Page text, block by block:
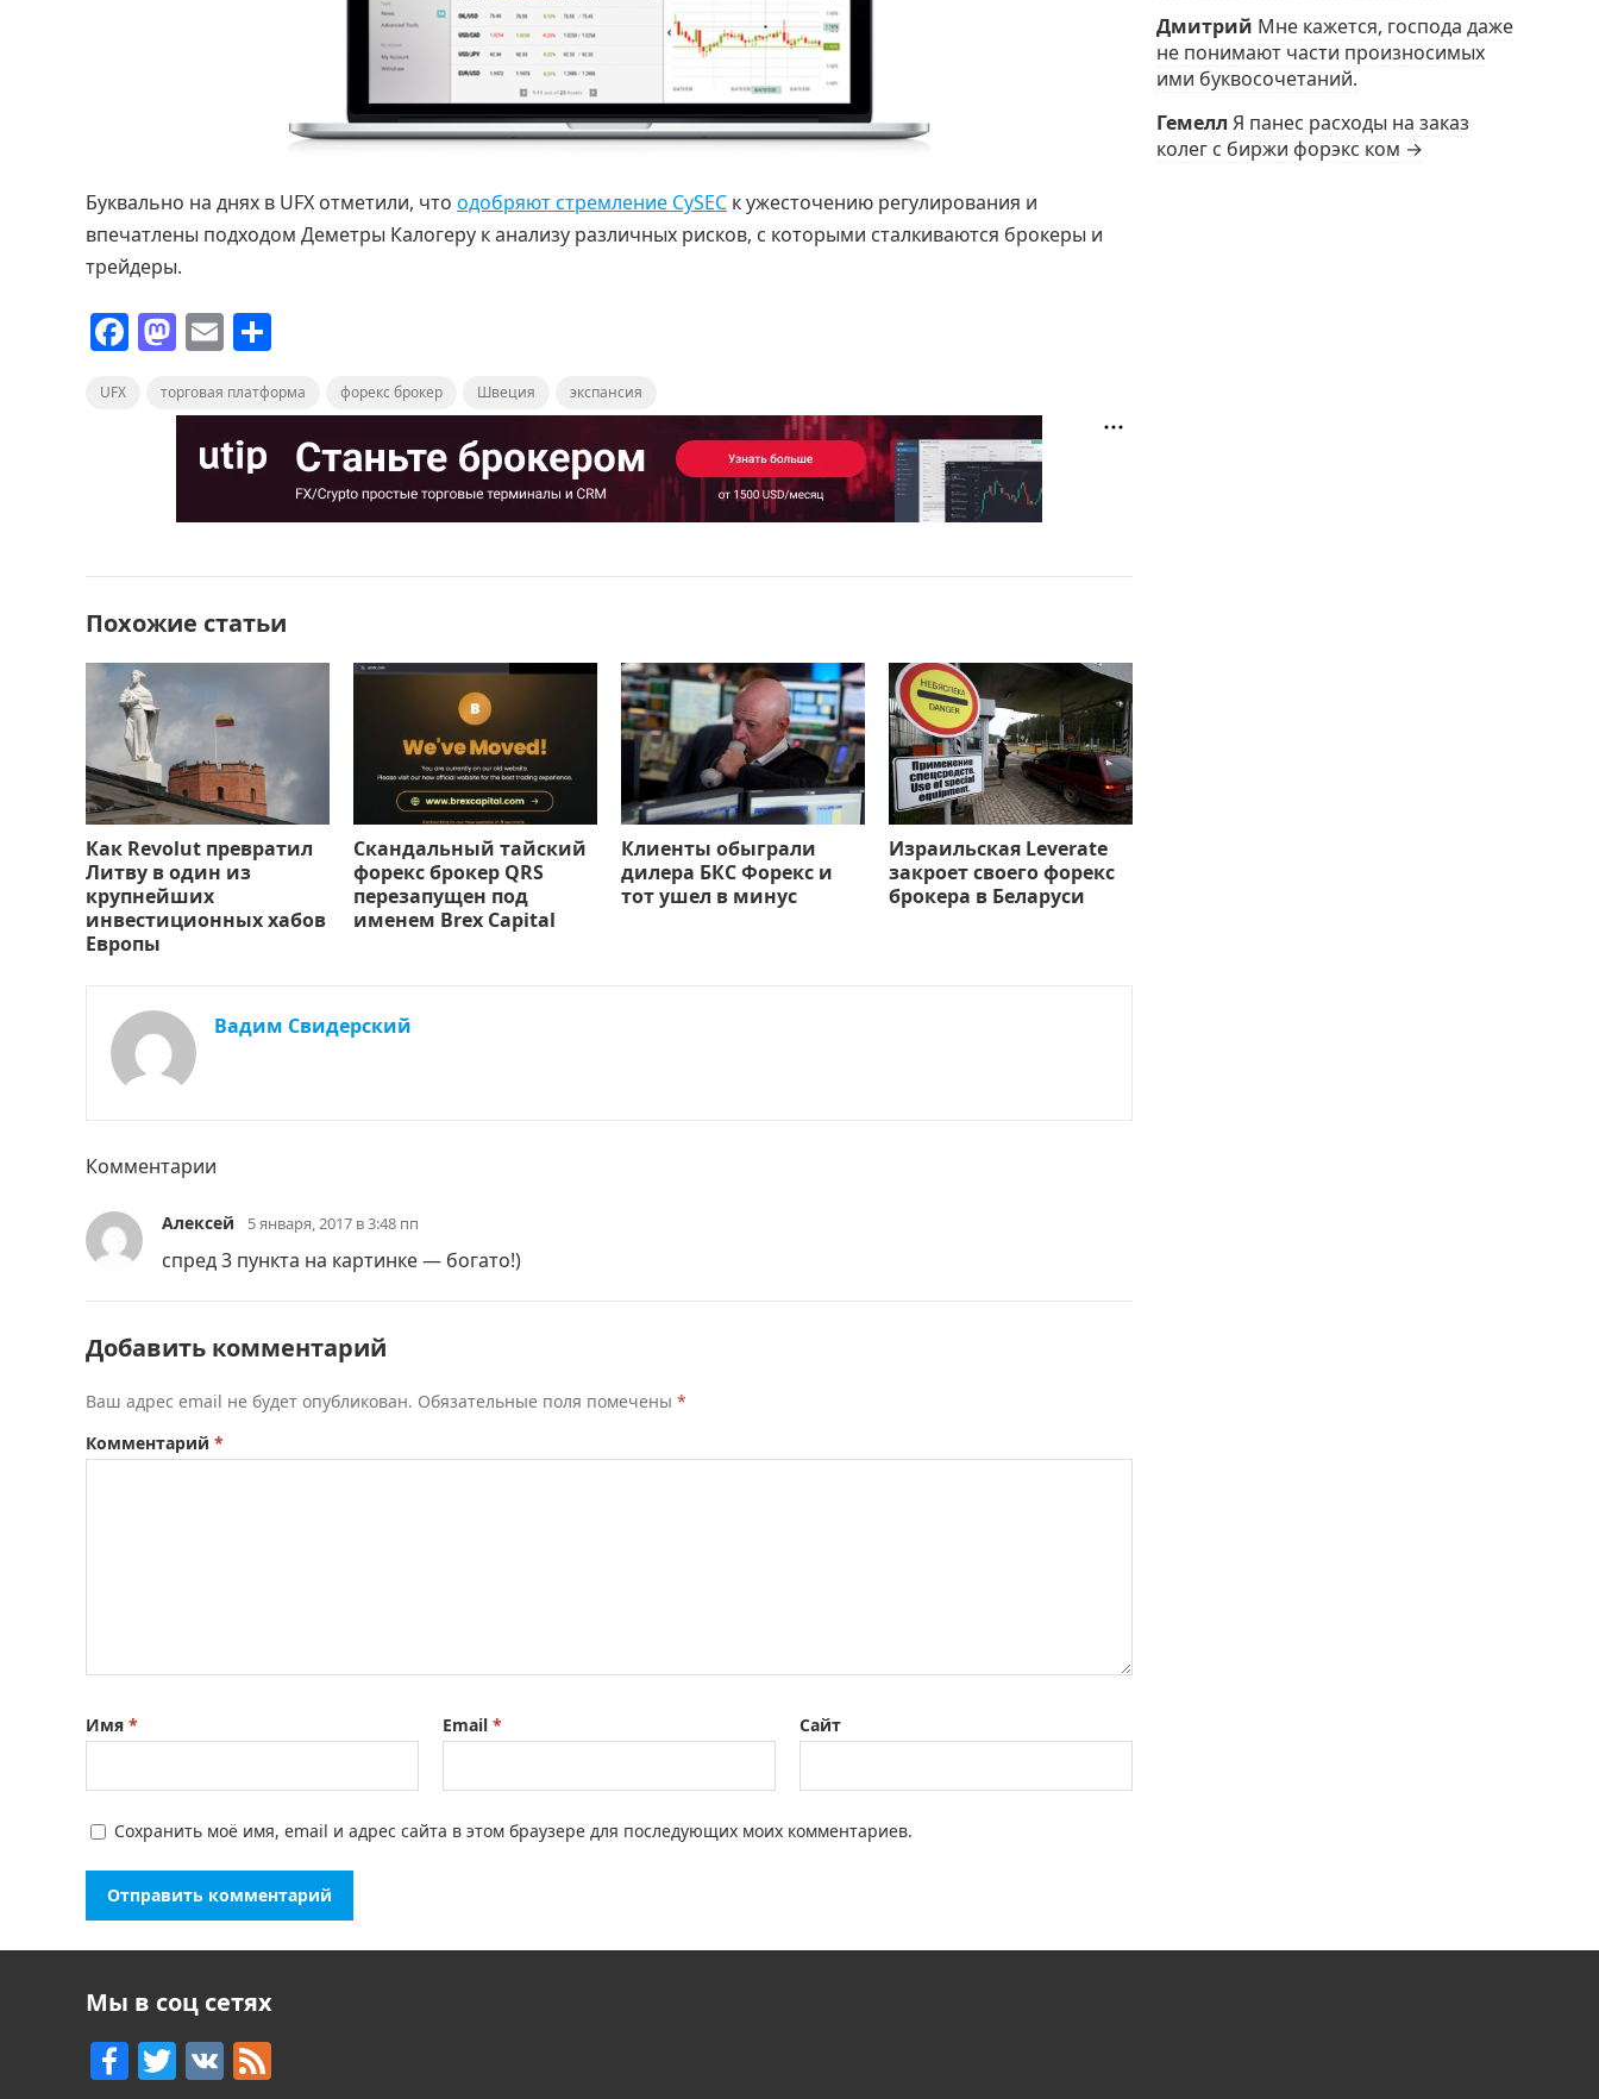
Буквально на днях в UFX отметили, что одобряют стремление CySEC к ужесточению регулирования и
впечатлены подходом Деметры Калогеру к анализу различных рисков, с которыми сталкиваются брокеры и
трейдеры.
F M
st
o
E
ai
l
п
в
ь
UFX торговая платформа форекс брокер Швеция экспансия
Похожие статьи
Как Revolut превратил
Литву в один из
крупнейших
инвестиционных хабов
Европы
Скандальный тайский
форекс брокер QRS
перезапущен под
именем Brex Capital
Клиенты обыграли
дилера БКС Форекс и
тот ушел в минус
Израильская Leverate
закроет своего форекс
брокера в Беларуси
Вадим Свидерский
Комментарии
Алексей 5 января, 2017 в 3:48 пп
спред 3 пункта на картинке — богато!)
Добавить комментарий
Ваш адрес email не будет опубликован. Обязательные поля помечены *
Комментарий *
Имя * Email * Сайт
Сохранить моё имя, email и адрес сайта в этом браузере для последующих моих комментариев.
Дмитрий Мне кажется, господа даже
не понимают части произносимых
ими буквосочетаний.
Гемелл Я панес расходы на заказ
колег с биржи форэкс ком →
Мы в соц сетях
F T V